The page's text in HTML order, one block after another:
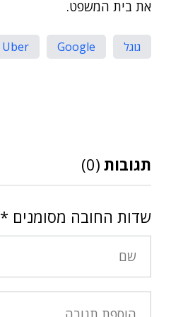
את בית המשפט.
גוגל Google
Uber
תגובות (0)
שדות החובה מסומנים *